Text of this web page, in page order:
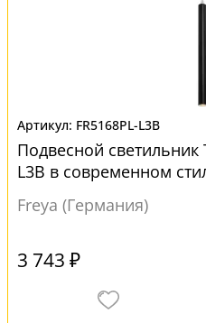
FR5168PL-L3B
Подвесной светильник
L3B в современном
Freya (Германия)
3 743 ₽